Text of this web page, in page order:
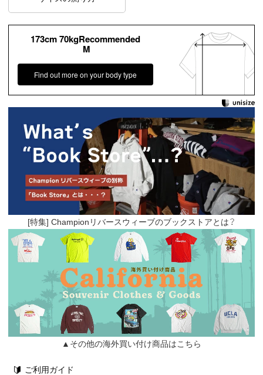
173cm 70kgRecommended
M
Find out more on your body type
[特集] Championリバースウィーブのブックストアとは？
▲その他の海外買い付け商品はこちら
ご利用ガイド